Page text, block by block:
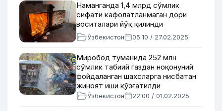
Наманганда 1,4 млрд сўмлик
сифати кафолатланмаган дори
воситалари йўқ қилинди
Ўзбекистон 05:10 / 27.02.2025
Миробод туманида 252 млн
сўмлик табиий газдан ноқонуний
фойдаланган шахсларга нисбатан
жиноят иши қўзғатилди
Ўзбекистон 22:00 / 01.02.2025